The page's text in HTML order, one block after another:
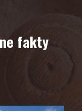
fakty